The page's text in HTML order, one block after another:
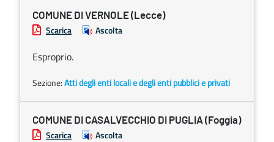
COMUNE DI VERNOLE (Lecce)
Scarica Ascolta
Esproprio.
Sezione:Atti degli enti locali e degli enti pubblici e privati
COMUNE DI CASALVECCHIO DI PUGLIA (Foggia)
Scarica Ascolta